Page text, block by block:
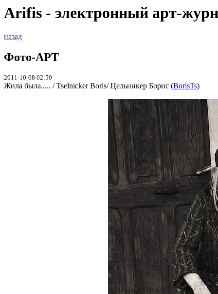
Arifis - электронный арт-
назад
Фото-АРТ
2011-10-08 02:50
Жила была..... / Tselnicker Boris/ Цельникер Борис (BorisTs)